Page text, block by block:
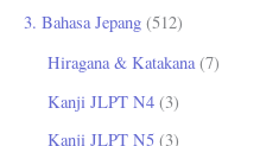
3. Bahasa Jepang (512)
Hiragana & Katakana(7)
Kanji JLPT N4 (3)
Kanji JLPT N5 (3)